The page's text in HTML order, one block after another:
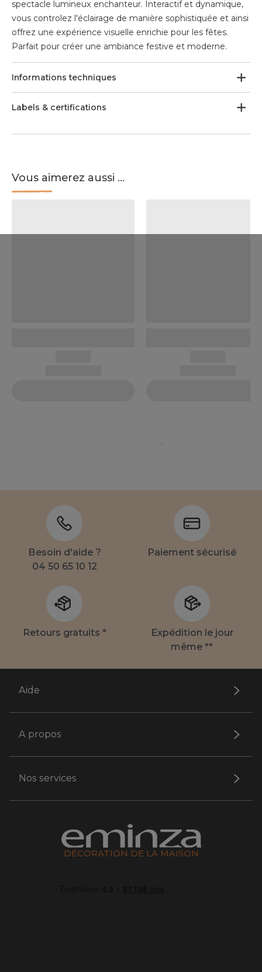
spectacle lumineux enchanteur. Interactif et dynamique,
vous controlez l'éclairage de manière sophistiquée et ainsi
offrez une expérience visuelle enrichie pour les fêtes.
Parfait pour créer une ambiance festive et moderne.
Informations techniques
Labels & certifications
Vous aimerez aussi ...
Besoin d'aide ?
04 50 65 10 12
Paiement sécurisé
Retours gratuits *
Expédition le jour
même **
Aide
A propos
Nos services
DÉCORATION DE LA MAISON